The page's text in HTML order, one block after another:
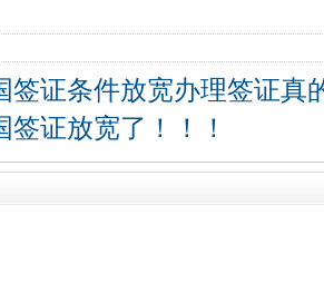
签证条件放宽办理签证真
签证放宽了！！！